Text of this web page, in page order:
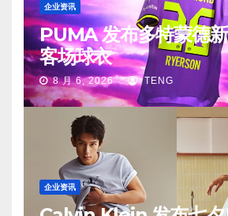
企业资讯
PUMA 发布多特蒙德
客场球衣
8 月 6, 2026 TENG
企业资讯